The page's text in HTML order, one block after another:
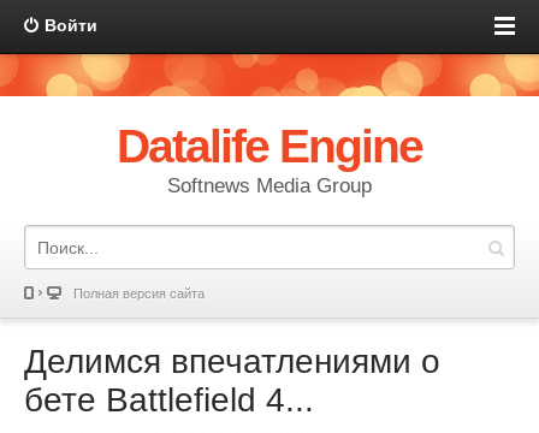
Войти
Datalife Engine
Softnews Media Group
Полная версия сайта
Делимся впечатлениями о
бете Battlefield 4...